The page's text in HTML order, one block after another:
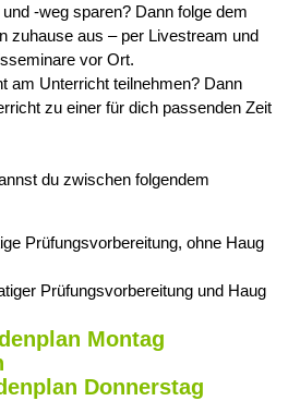
-weg sparen? Dann folge dem
zuhause aus – per Livestream und
vor Ort.
am Unterricht teilnehmen? Dann
zu einer für dich passenden Zeit
du zwischen folgendem
Prüfungsvorbereitung, ohne Haug
Prüfungsvorbereitung und Haug
Montag
Donnerstag